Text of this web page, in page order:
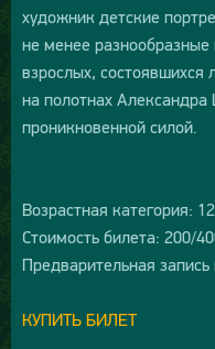
художник детские
не менее
взрослых, состоявшихся
на полотнах
проникновенной силой.
Возрастная категория:
Стоимость билета: 200/
Предварительная
КУПИТЬ БИЛЕТ